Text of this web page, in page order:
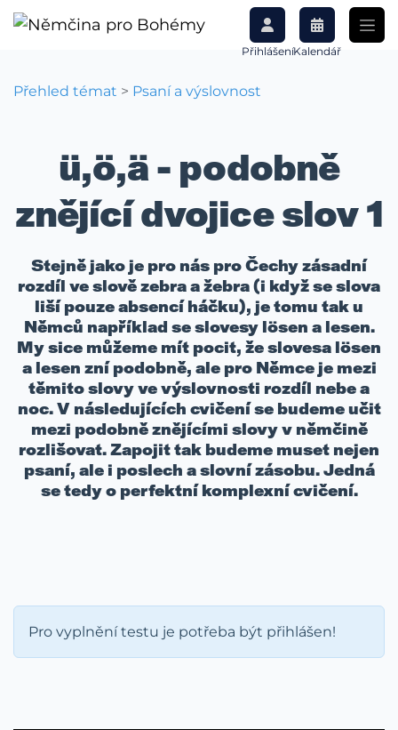
PřihlášeníKalendář
Přehled témat > Psaní a výslovnost
ü,ö,ä - podobně
znějící dvojice slov 1
Stejně jako je pro nás pro Čechy zásadní
rozdíl ve slově zebra a žebra (i když se slova
liší pouze absencí háčku), je tomu tak u
Němců například se slovesy lösen a lesen.
My sice můžeme mít pocit, že slovesa lösen
a lesen zní podobně, ale pro Němce je mezi
těmito slovy ve výslovnosti rozdíl nebe a
noc. V následujících cvičení se budeme učit
mezi podobně znějícími slovy v němčině
rozlišovat. Zapojit tak budeme muset nejen
psaní, ale i poslech a slovní zásobu. Jedná
se tedy o perfektní komplexní cvičení.
Pro vyplnění testu je potřeba být přihlášen!